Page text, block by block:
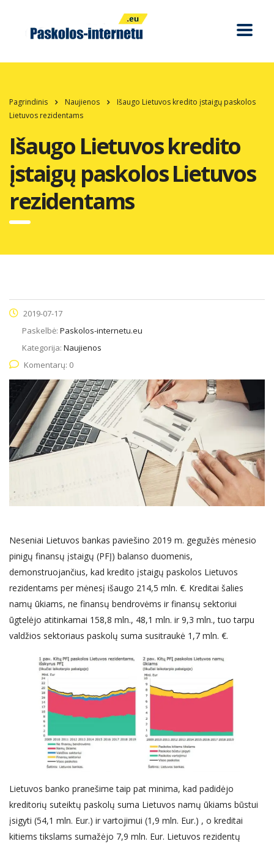
Pagrindinis Naujienos
Išaugo Lietuvos kredito įstaigų paskolos
Lietuvos rezidentams
Išaugo Lietuvos kredito
įstaigų paskolos Lietuvos
rezidentams
2019-07-17
Paskelbė: Paskolos-internetu.eu
Kategorija: Naujienos
Komentarų: 0
Neseniai Lietuvos bankas paviešino 2019 m. gegužės mėnesio
pinigų finansų įstaigų (PFĮ) balanso duomenis,
demonstruojančius, kad kredito įstaigų paskolos Lietuvos
rezidentams per mėnesį išaugo 214,5 mln. €. Kreditai šalies
namų ūkiams, ne finansų bendrovėms ir finansų sektoriui
ūgtelėjo atitinkamai 158,8 mln., 48,1 mln. ir 9,3 mln., tuo tarpu
valdžios sektoriaus paskolų suma susitraukė 1,7 mln. €.
Lietuvos banko pranešime taip pat minima, kad padidėjo
kreditorių suteiktų paskolų suma Lietuvos namų ūkiams būstui
įsigyti (54,1 mln. Eur.) ir vartojimui (1,9 mln. Eur.) , o kreditai
kitiems tikslams sumažėjo 7,9 mln. Eur. Lietuvos rezidentų